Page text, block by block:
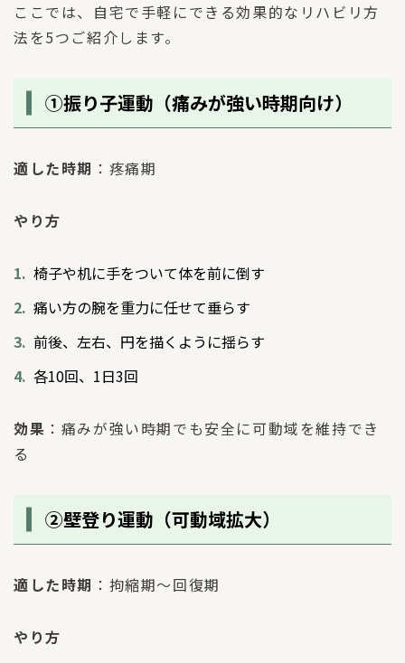
ここでは、自宅で手軽にできる効果的なリハビリ方
法を5つご紹介します。
①振り子運動（痛みが強い時期向け）
適した時期 ：疼痛期
やり方
椅子や机に手をついて体を前に倒す
痛い方の腕を重力に任せて垂らす
前後、左右、円を描くように揺らす
各10回、1日3回
効果 ：痛みが強い時期でも安全に可動域を維持でき
る
②壁登り運動（可動域拡大）
適した時期 ：拘縮期〜回復期
やり方